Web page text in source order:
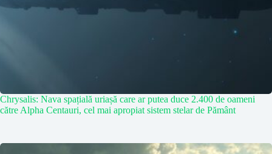
Chrysalis: Nava spațială uriașă care ar putea duce 2.400 de oameni
către Alpha Centauri, cel mai apropiat sistem stelar de Pământ